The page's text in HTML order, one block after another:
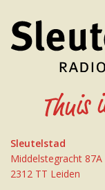
Sleutelstad
Middelstegracht 87A
2312 TT Leiden